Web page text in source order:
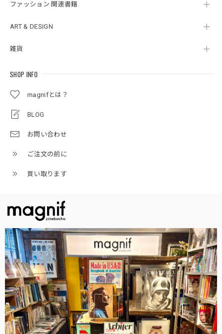
ファッション 関連書籍
ART & DESIGN
雑貨
SHOP INFO
magnifとは？
BLOG
お問い合わせ
ご注文の前に
買い取ります